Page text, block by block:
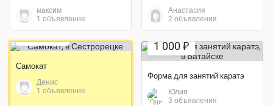
максим
1 объявление
Анастасия
2 объявления
Экономия 48%
Самокат
Денис
1 объявление
1 000 ₽
Форма для занятий каратэ
Юлия
3 объявления